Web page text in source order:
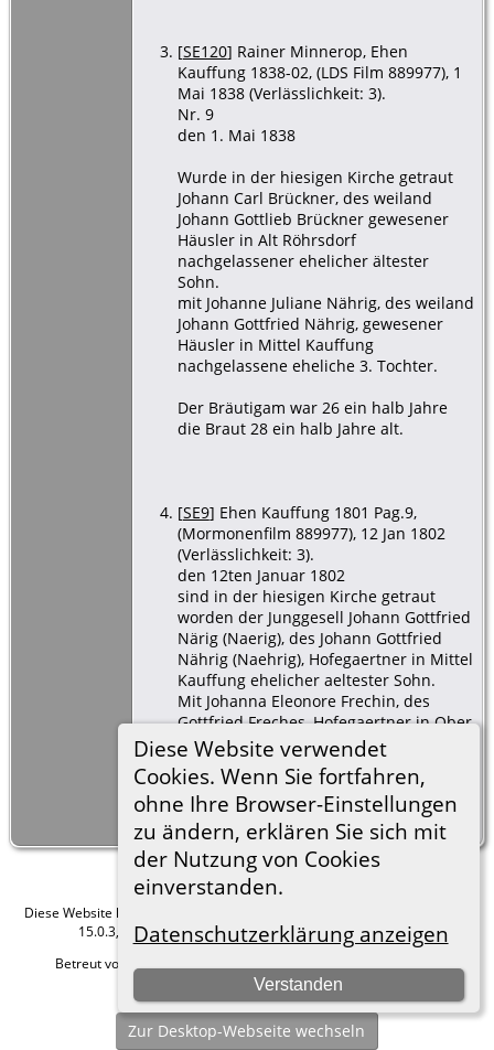
Diese Website verwendet
Cookies. Wenn Sie fortfahren,
ohne Ihre Browser-Einstellungen
zu ändern, erklären Sie sich mit
der Nutzung von Cookies
einverstanden.
Datenschutzerklärung anzeigen
Verstanden
[SE120] Rainer Minnerop, Ehen
Kauffung 1838-02, (LDS Film 889977), 1
Mai 1838 (Verlässlichkeit: 3).
Nr. 9
den 1. Mai 1838
Wurde in der hiesigen Kirche getraut
Johann Carl Brückner, des weiland
Johann Gottlieb Brückner gewesener
Häusler in Alt Röhrsdorf
nachgelassener ehelicher ältester
Sohn.
mit Johanne Juliane Nährig, des weiland
Johann Gottfried Nährig, gewesener
Häusler in Mittel Kauffung
nachgelassene eheliche 3. Tochter.
Der Bräutigam war 26 ein halb Jahre
die Braut 28 ein halb Jahre alt.
[SE9] Ehen Kauffung 1801 Pag.9,
(Mormonenfilm 889977), 12 Jan 1802
(Verlässlichkeit: 3).
den 12ten Januar 1802
sind in der hiesigen Kirche getraut
worden der Junggesell Johann Gottfried
Närig (Naerig), des Johann Gottfried
Nährig (Naehrig), Hofegaertner in Mittel
Kauffung ehelicher aeltester Sohn.
Mit Johanna Eleonore Frechin, des
Gottfried Freches, Hofegaertner in Ober
Kauffung, aelteste Tochter.
Der Braeutigam war 20 Jahre, die Braut
24 Jahre alt.
Diese Website läuft mit
15.0.3, programmiert von Darrin Lythgoe © 2001-2026.
Betreut von
Hier geht es zum Impressum
Zur Desktop-Webseite wechseln